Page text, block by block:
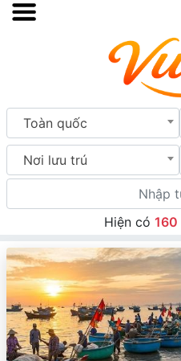
Toàn quốc
Nơi lưu trú
Hiện có 160